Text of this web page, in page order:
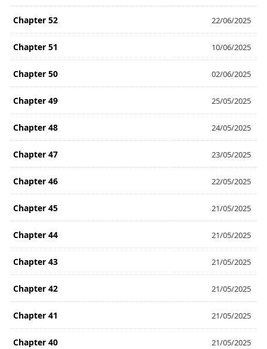
Chapter 52 22/06/2025
Chapter 51 10/06/2025
Chapter 50 02/06/2025
Chapter 49 25/05/2025
Chapter 48 24/05/2025
Chapter 47 23/05/2025
Chapter 46 22/05/2025
Chapter 45 21/05/2025
Chapter 44 21/05/2025
Chapter 43 21/05/2025
Chapter 42 21/05/2025
Chapter 41 21/05/2025
Chapter 40 21/05/2025